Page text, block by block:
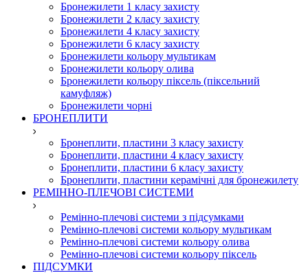
Бронежилети 1 класу захисту
Бронежилети 2 класу захисту
Бронежилети 4 класу захисту
Бронежилети 6 класу захисту
Бронежилети кольору мультикам
Бронежилети кольору олива
Бронежилети кольору піксель (піксельний
камуфляж)
Бронежилети чорні
БРОНЕПЛИТИ
Бронеплити, пластини 3 класу захисту
Бронеплити, пластини 4 класу захисту
Бронеплити, пластини 6 класу захисту
Бронеплити, пластини керамічні для бронежилету
РЕМІННО-ПЛЕЧОВІ СИСТЕМИ
Ремінно-плечові системи з підсумками
Ремінно-плечові системи кольору мультикам
Ремінно-плечові системи кольору олива
Ремінно-плечові системи кольору піксель
ПІДСУМКИ